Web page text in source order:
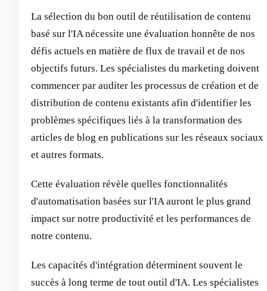
La sélection du bon outil de réutilisation de contenu
basé sur l'IA nécessite une évaluation honnête de nos
défis actuels en matière de flux de travail et de nos
objectifs futurs. Les spécialistes du marketing doivent
commencer par auditer les processus de création et de
distribution de contenu existants afin d'identifier les
problèmes spécifiques liés à la transformation des
articles de blog en publications sur les réseaux sociaux
et autres formats.
Cette évaluation révèle quelles fonctionnalités
d'automatisation basées sur l'IA auront le plus grand
impact sur notre productivité et les performances de
notre contenu.
Les capacités d'intégration déterminent souvent le
succès à long terme de tout outil d'IA. Les spécialistes